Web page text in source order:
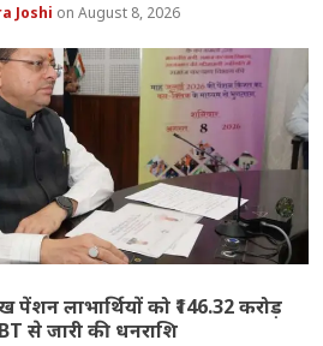
Joshi August 8, 2026
लाभार्थियों को ₹146.32 करोड़
से जारी की धनराशि